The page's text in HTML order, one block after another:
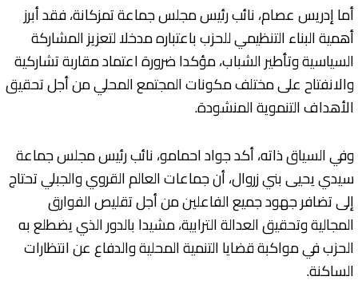
أما إدريس عصام، نائب رئيس مجلس جماعة تمزكانة، فقد أبرز
أهمية البناء التنظيمي للحزب باعتباره مدخلا لتعزيز المشاركة
السياسية وتأطير الشباب، مؤكدا ضرورة اعتماد مقاربة تشاركية
والانفتاح على مختلف مكونات المجتمع المحلي من أجل تحقيق
الأهداف التنموية المنشودة.
وفي السياق ذاته، أكد جواد احمامو، نائب رئيس مجلس جماعة
سيدي يحيى بني زروال، أن جماعات العالم القروي والجبلي تحتاج
إلى تضافر جهود جميع الفاعلين من أجل تقليص الفوارق
المجالية وتحقيق العدالة الترابية، مشيدا بالدور الذي يضطلع به
الحزب في مواكبة قضايا التنمية المحلية والدفاع عن انتظارات
الساكنة.